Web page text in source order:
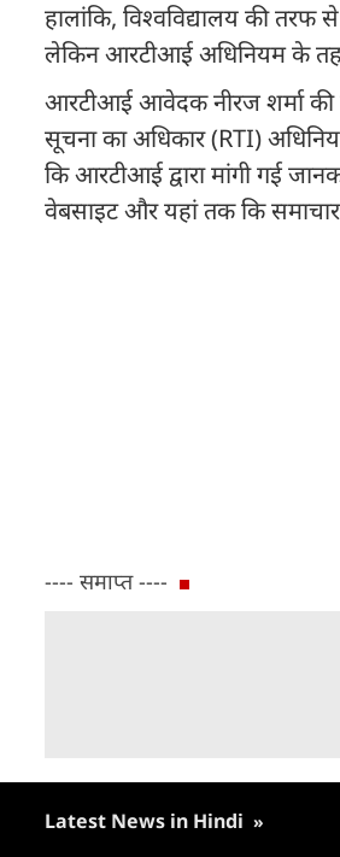
हालांकि, विश्वविद्यालय की तरफ
लेकिन आरटीआई अधिनियम के
आरटीआई आवेदक नीरज शर्मा
सूचना का अधिकार (RTI)
कि आरटीआई द्वारा मांगी गई
वेबसाइट और यहां तक कि समाचार
---- समाप्त ----
Latest News in Hindi »